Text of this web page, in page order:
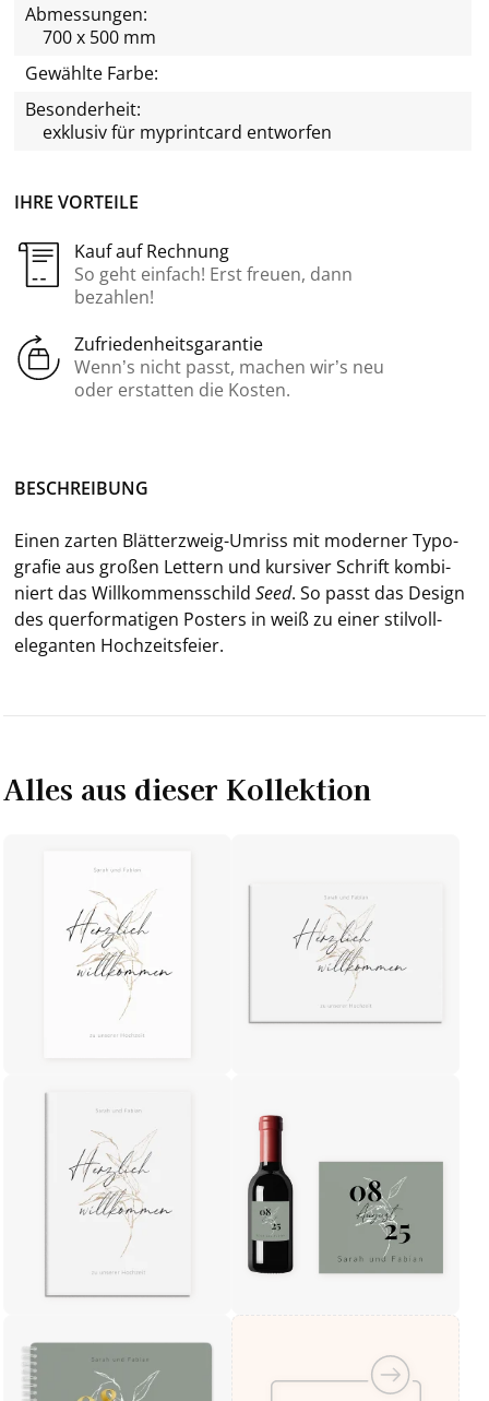
IHRE VORTEILE
Kauf auf Rechnung
So geht einfach! Erst freuen, dann
bezahlen!
Zufriedenheitsgarantie
Wenn’s nicht passt, machen wir’s neu
oder erstatten die Kosten.
Abmessungen:
700 x 500 mm
Gewählte Farbe:
Besonderheit:
exklusiv für myprintcard entworfen
BE­SCHREI­BUNG
Einen zar­ten Blätterzweig-​Umriss mit mo­der­ner Ty­po­
gra­fie aus gro­ßen Let­tern und kur­si­ver Schrift kom­bi­
niert das Will­kom­mens­schild Seed. So passt das De­sign
des quer­for­ma­ti­gen Pos­ters in weiß zu einer stilvoll-​
eleganten Hoch­zeits­fei­er.
Alles aus dieser Kollektion